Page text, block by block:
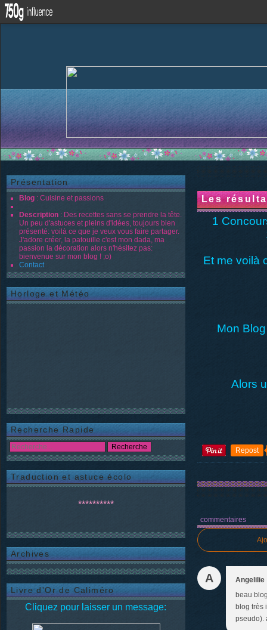
Présentation
Blog : Cuisine et passions
Description : Des recettes sans se prendre la tête.
Un peu d'astuces et pleins d'idées, toujours bien
présenté: voilà ce que je veux vous faire partager.
J'adore créer, la patouille c'est mon dada, ma
passion la décoration alors n'hésitez pas:
bienvenue sur mon blog ! ;o)
Contact
Horloge et Météo
Recherche Rapide
Traduction et astuce écolo
**********
Archives
Livre d'Or de Caliméro
Cliquez pour laisser un message:
Les
1
Et me voilà
Mon
Alors
Repost
commentaires
A
Angelilie
beau
blog très
pseudo).